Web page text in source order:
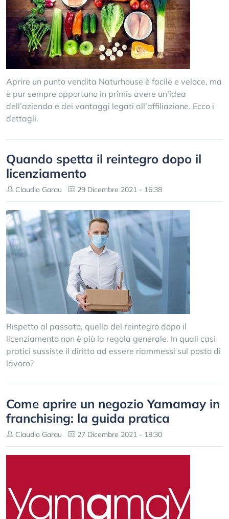
Aprire un punto vendita Naturhouse è facile e veloce, ma
è pur sempre opportuno in primis avere un’idea
dell’azienda e dei vantaggi legati all’affiliazione. Ecco i
dettagli.
Quando spetta il reintegro dopo il
licenziamento
Claudio Garau 29 Dicembre 2021 - 16:38
Rispetto al passato, quella del reintegro dopo il
licenziamento non è più la regola generale. In quali casi
pratici sussiste il diritto ad essere riammessi sul posto di
lavoro?
Come aprire un negozio Yamamay in
franchising: la guida pratica
Claudio Garau 27 Dicembre 2021 - 18:30